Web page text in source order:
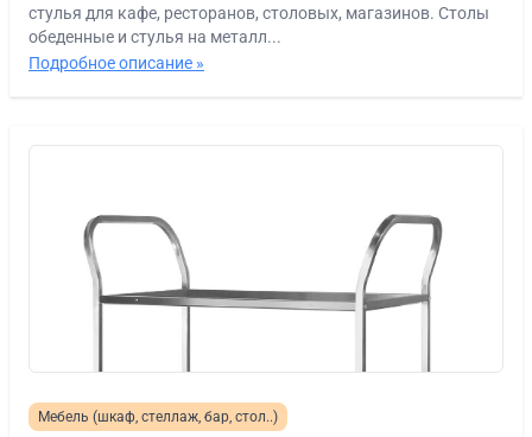
стулья для кафе, ресторанов, столовых, магазинов. Столы
обеденные и стулья на металл...
Подробное описание »
Мебель (шкаф, стеллаж, бар, стол..)